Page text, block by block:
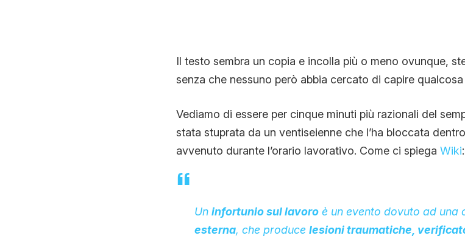
Il testo sembra un copia e incolla più o meno ovunque,
senza che nessuno però abbia cercato di capire qualcosa
Vediamo di essere per cinque minuti più razionali del
stata stuprata da un ventiseienne che l’ha bloccata
avvenuto durante l’orario lavorativo. Come ci spiega Wiki:
Un infortunio sul lavoroè un evento dovuto ad una
esterna, che produce lesioni traumatiche,